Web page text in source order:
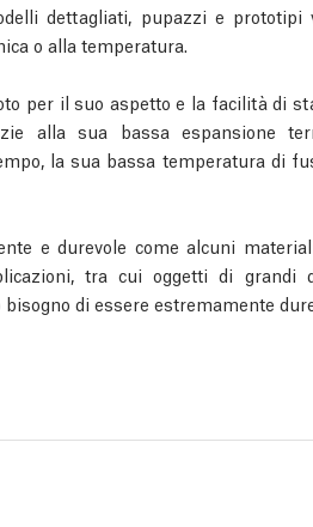
dettagliati, pupazzi e prototipi
o alla temperatura.
per il suo aspetto e la facilità di
alla sua bassa espansione
la sua bassa temperatura di
e durevole come alcuni
tra cui oggetti di grandi
di essere estremamente